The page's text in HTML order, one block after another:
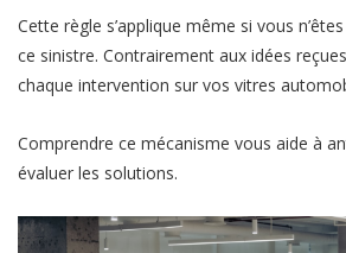
Cette règle s’applique même si vous
ce sinistre. Contrairement aux idées
chaque intervention sur vos vitres
Comprendre ce mécanisme vous aide à
évaluer les solutions.